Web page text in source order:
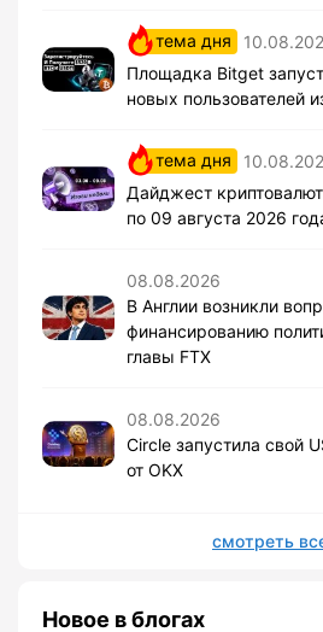
тема дня
Площадка Bitget
новых пользователей
тема дня
Дайджест
по 09 августа 2026
08.08.2026
В Англии возникли
финансированию
главы FTX
08.08.2026
Circle запустила свой
от OKX
смотреть
Новое в блогах